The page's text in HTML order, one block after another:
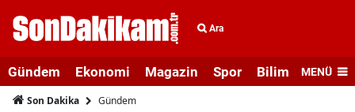
Ara
Gündem Ekonomi Magazin Spor Bilim veMENÜ
Son Dakika Gündem